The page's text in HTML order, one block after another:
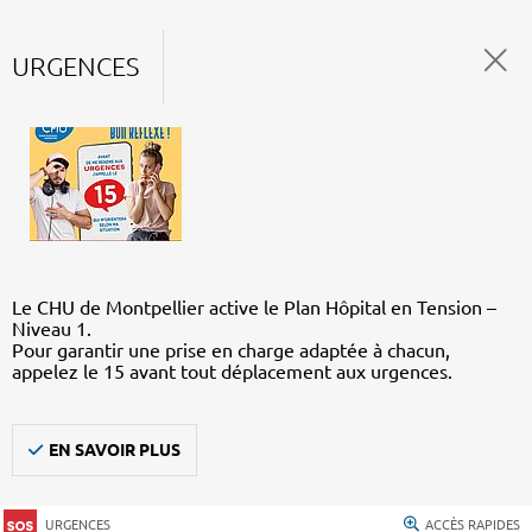
URGENCES
Le CHU de Montpellier active le Plan Hôpital en Tension –
Niveau 1.
Pour garantir une prise en charge adaptée à chacun,
appelez le 15 avant tout déplacement aux urgences.
EN SAVOIR PLUS
URGENCES ACCÈS RAPIDES